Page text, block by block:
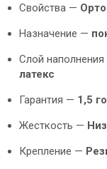
Свойства —
Назначение —
Слой
латекс
Гарантия — 1,5
Жесткость —
Крепление —